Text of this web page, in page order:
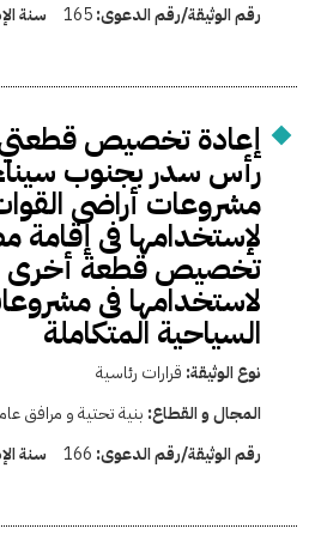
رقم الوثيقة/رقم الدعوى:165 سنة
إعادة تخصيص
رأس سدر بجنوب
مشروعات أراضى
لإستخدامها فى
تخصيص قطعة أخرى
لاستخدامها فى
السياحية المتكاملة
نوع الوثيقة: قرارات رئاسية
المجال و القطاع: بنية تحتية و مرافق
رقم الوثيقة/رقم الدعوى: 166 سنة